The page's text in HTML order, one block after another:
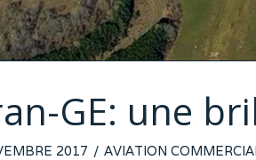
GE: une
2017 AVIATION